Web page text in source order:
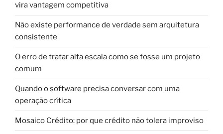
vira vantagem competitiva
Não existe performance de verdade sem arquitetura
consistente
O erro de tratar alta escala como se fosse um projeto
comum
Quando o software precisa conversar com uma
operação crítica
Mosaico Crédito: por que crédito não tolera improviso